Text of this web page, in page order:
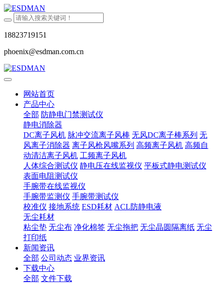
18823719151
phoenix@esdman.com.cn
网站首页
产品中心
全部 防静电门禁测试仪
静电消除器
DC离子风机 脉冲交流离子风棒 无风DC离子棒系列 无
风离子消除器 离子风枪风嘴系列 高频离子风机 高频自
动清洁离子风机 工频离子风机
人体综合测试仪 静电压在线监视仪 平板式静电测试仪
表面电阻测试仪
手腕带在线监视仪
手腕带监测仪 手腕带测试仪
校准仪 接地系统 ESD耗材 ACL防静电液
无尘耗材
粘尘垫 无尘布 净化棉签 无尘拖把 无尘晶圆隔离纸 无尘
打印纸
新闻资讯
全部 公司动态 业界资讯
下载中心
全部 文件下载